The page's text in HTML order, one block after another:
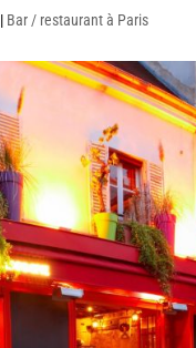
| Bar / restaurant à Paris